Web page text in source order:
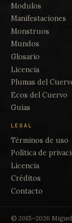
Modulos
Manifestaciones
Monstruos
Mundos
Glosario
Licencia
Plumas del
Ecos del Cuervo
Guias
LEGAL
Términos de uso
Política de
Licencia
Créditos
Contacto
© 2015–2026